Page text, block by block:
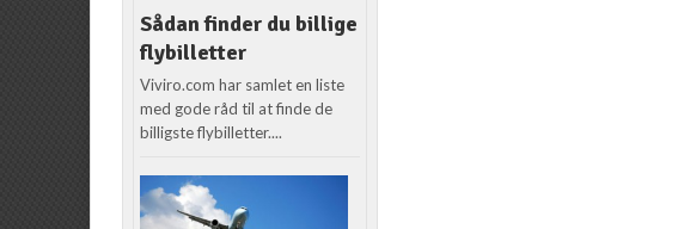
Sådan finder du billige
flybilletter
Viviro.com har samlet en liste
med gode råd til at finde de
billigste flybilletter....